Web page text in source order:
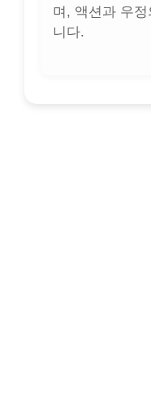
며, 액션과 우
니다.